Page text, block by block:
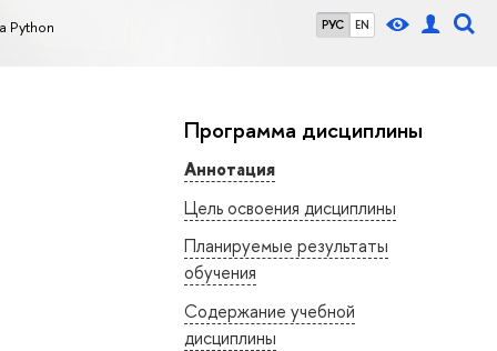
РУС EN
Python
Программа дисциплины
Аннотация
Цель освоения дисциплины
Планируемые результаты
обучения
Содержание учебной
дисциплины